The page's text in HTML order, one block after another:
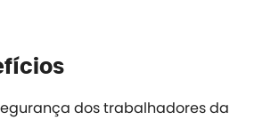
dos trabalhadores da